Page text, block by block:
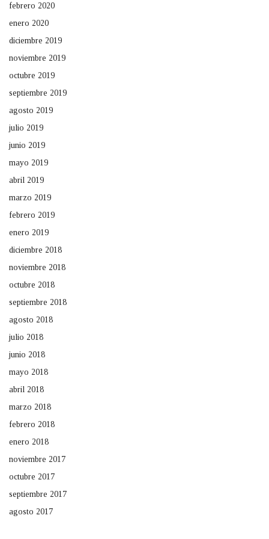
febrero 2020
enero 2020
diciembre 2019
noviembre 2019
octubre 2019
septiembre 2019
agosto 2019
julio 2019
junio 2019
mayo 2019
abril 2019
marzo 2019
febrero 2019
enero 2019
diciembre 2018
noviembre 2018
octubre 2018
septiembre 2018
agosto 2018
julio 2018
junio 2018
mayo 2018
abril 2018
marzo 2018
febrero 2018
enero 2018
noviembre 2017
octubre 2017
septiembre 2017
agosto 2017